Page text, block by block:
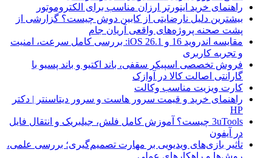
راهنمای خرید اینورتر ارزان مناسب برای الکتروموتور
بیشترین دلیل نارضایتی از کابین دوش چیست؟ گزارشی از
پشت صحنه پروژه‌های واقعی آریان جام
مقایسه اندروید 16 و iOS 26.1: بررسی کامل سرعت، امنیت
و تجربه کاربری
فروش تخصصی اسپیکر سقفی، باند اکتیو و باند پسیو با
گارانتی اصالت کالا در آوازک
کارت ویزیت مناسب وکالت
راهنمای خرید و قیمت سرور هاست و سرور دیتاسنتر | دکتر
HP
3uTools چیست؟ آموزش کامل فلش، جیلبریک و انتقال فایل
در آیفون
تأثیر بازی‌های ویدیویی بر مهارت تصمیم‌گیری؛ بررسی علمی،
روش‌ها و راهکارهای عملی